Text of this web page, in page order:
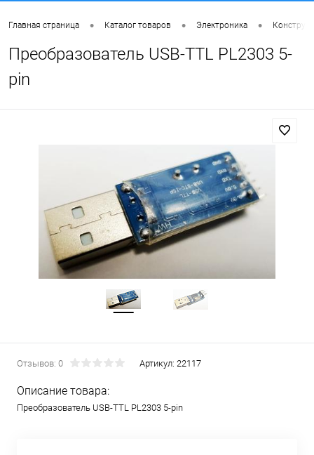
Главная страница • Каталог товаров • Электроника •
Преобразователь USB-TTL PL2303 5-
pin
Отзывов: 0 Артикул: 22117
Описание товара:
Преобразователь USB-TTL PL2303 5-pin